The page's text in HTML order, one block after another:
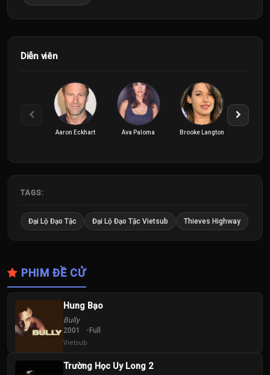
Diễn viên
Aaron Eckhart Ava Paloma Brooke Langton
TAGS:
Đại Lộ Đạo Tặc Đại Lộ Đạo Tặc Vietsub Thieves Highway
PHIM ĐỀ CỬ
Hung Bạo
Bully
2001 Full
Vietsub
Trường Học Uy Long 2